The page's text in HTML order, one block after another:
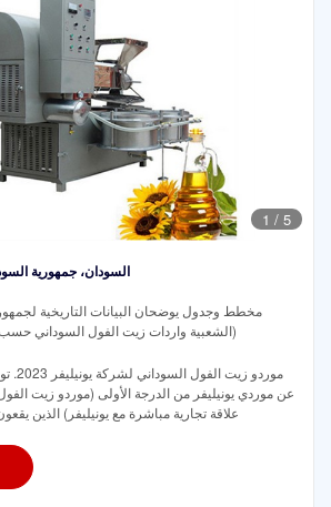
1 / 5
السودان، جمهورية
مخطط وجدول يوضحان البيانات التاريخية
الشعبية واردات زيت الفول السوداني حسب السنة (1000 طن متري)
موردو
عن موردي يونيليفر من الدرجة الأولى (موردو زيت
علاقة تجارية مباشرة مع يونيليفر) الذين